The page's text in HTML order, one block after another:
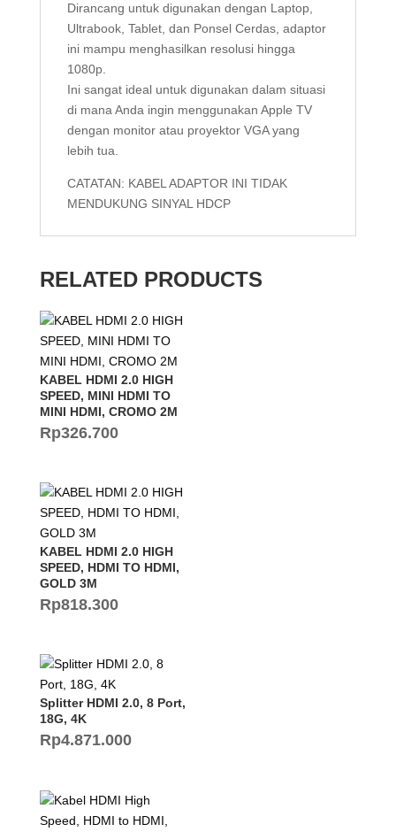
Dirancang untuk digunakan dengan Laptop,
Ultrabook, Tablet, dan Ponsel Cerdas, adaptor
ini mampu menghasilkan resolusi hingga
1080p.
Ini sangat ideal untuk digunakan dalam situasi
di mana Anda ingin menggunakan Apple TV
dengan monitor atau proyektor VGA yang
lebih tua.
CATATAN: KABEL ADAPTOR INI TIDAK
MENDUKUNG SINYAL HDCP
RELATED PRODUCTS
KABEL HDMI 2.0 HIGH
SPEED, MINI HDMI TO
MINI HDMI, CROMO 2M
Rp326.700
KABEL HDMI 2.0 HIGH
SPEED, HDMI TO HDMI,
GOLD 3M
Rp818.300
Splitter HDMI 2.0, 8 Port,
18G, 4K
Rp4.871.000